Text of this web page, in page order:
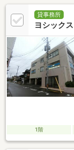
貸事務所
ヨシック
1階